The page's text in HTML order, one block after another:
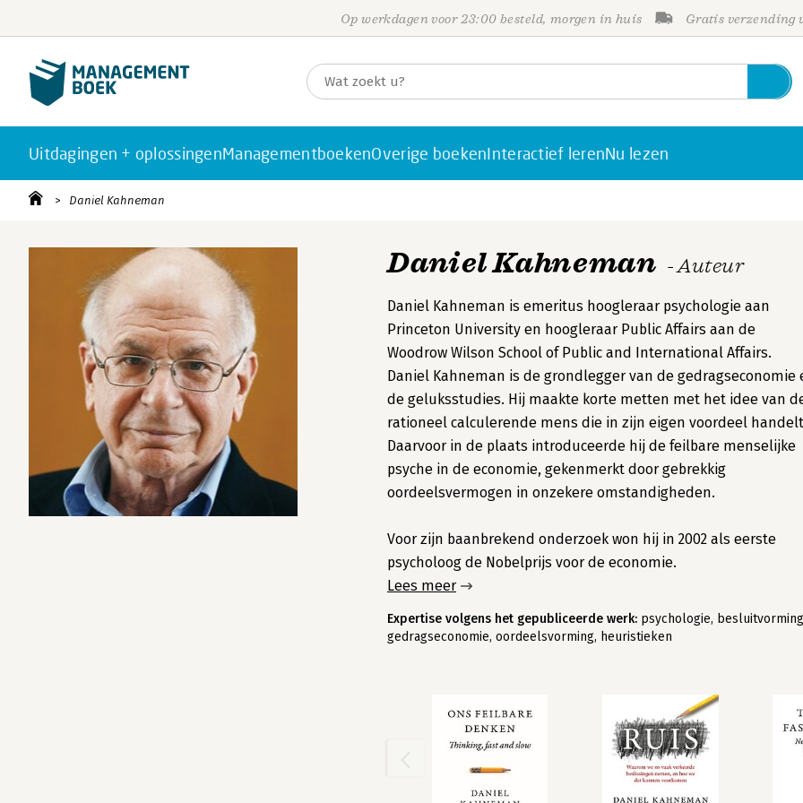
Op werkdagen voor 23:00 besteld, morgen in huis Gratis verzending
Uitdagingen + oplossingenManagementboekenOverige boekenInteractief lerenNu lezen
Daniel Kahneman
Daniel Kahneman - Auteur
Daniel Kahneman is emeritus hoogleraar psychologie aan
Princeton University en hoogleraar Public Affairs aan de
Woodrow Wilson School of Public and International Affairs.
Daniel Kahneman is de grondlegger van de gedragseconomie
de geluksstudies. Hij maakte korte metten met het idee van
rationeel calculerende mens die in zijn eigen voordeel
Daarvoor in de plaats introduceerde hij de feilbare menselijke
psyche in de economie, gekenmerkt door gebrekkig
oordeelsvermogen in onzekere omstandigheden.
Voor zijn baanbrekend onderzoek won hij in 2002 als eerste
psycholoog de Nobelprijs voor de economie.
Lees meer
Expertise volgens het gepubliceerde werk: psychologie,
gedragseconomie, oordeelsvorming, heuristieken